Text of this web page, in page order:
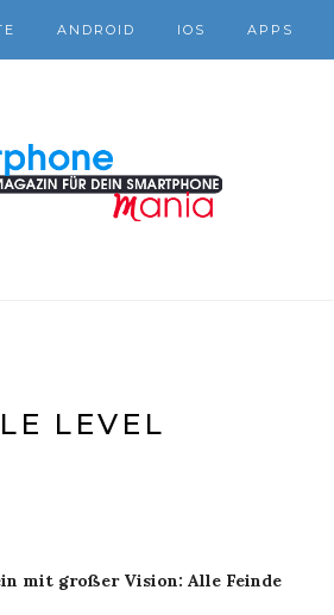
ANDROID IOS APPS
LEVEL
mit großer Vision: Alle Feinde